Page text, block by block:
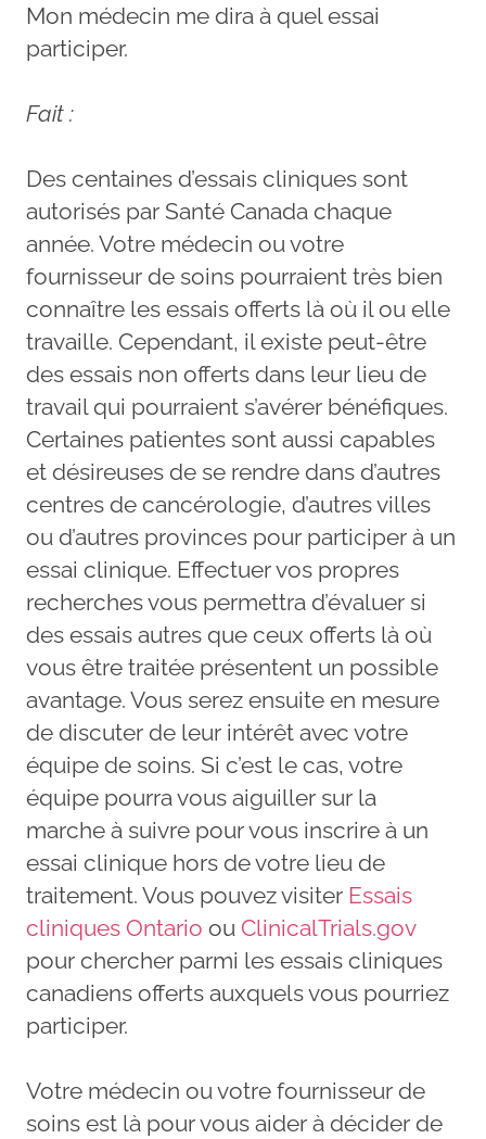
Mon médecin me dira à quel essai
participer.
Fait :
Des centaines d’essais cliniques sont
autorisés par Santé Canada chaque
année. Votre médecin ou votre
fournisseur de soins pourraient très bien
connaître les essais offerts là où il ou elle
travaille. Cependant, il existe peut-être
des essais non offerts dans leur lieu de
travail qui pourraient s’avérer bénéfiques.
Certaines patientes sont aussi capables
et désireuses de se rendre dans d’autres
centres de cancérologie, d’autres villes
ou d’autres provinces pour participer à un
essai clinique. Effectuer vos propres
recherches vous permettra d’évaluer si
des essais autres que ceux offerts là où
vous être traitée présentent un possible
avantage. Vous serez ensuite en mesure
de discuter de leur intérêt avec votre
équipe de soins. Si c’est le cas, votre
équipe pourra vous aiguiller sur la
marche à suivre pour vous inscrire à un
essai clinique hors de votre lieu de
traitement. Vous pouvez visiter Essais
cliniques Ontario ou ClinicalTrials.gov
pour chercher parmi les essais cliniques
canadiens offerts auxquels vous pourriez
participer.
Votre médecin ou votre fournisseur de
soins est là pour vous aider à décider de